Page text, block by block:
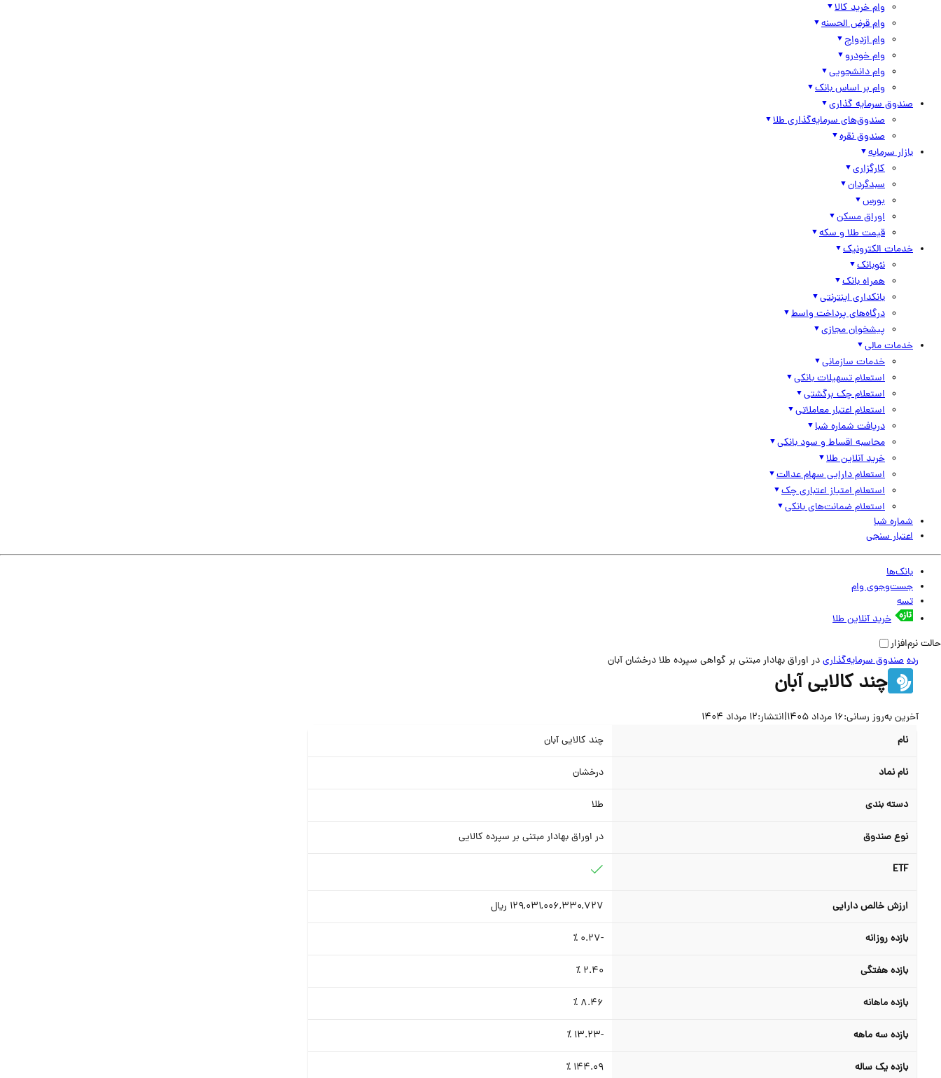
وام خرید کالا
وام قرض الحسنه
وام ازدواج
وام خودرو
وام دانشجویی
وام بر اساس بانک
صندوق سرمایه گذاری
صندوق‌های سرمایه‌گذاری طلا
صندوق نقره
بازار سرمایه
کارگزاری
سبدگردان
بورس
اوراق مسکن
قیمت طلا و سکه
خدمات الکترونیک
نئوبانک
همراه بانک
بانکداری اینترنتی
درگاه‌های پرداخت واسط
پیشخوان مجازی
خدمات مالی
خدمات سازمانی
استعلام تسهیلات بانکی
استعلام چک برگشتی
استعلام اعتبار معاملاتی
دریافت شماره شبا
محاسبه اقساط و سود بانکی
خرید آنلاین طلا
استعلام دارایی سهام عدالت
استعلام امتیاز اعتباری چک
استعلام ضمانت‌های بانکی
شماره شبا
اعتبار سنجی
بانک‌ها
جست‌وجوی وام
تسه
خرید آنلاین طلا
حالت نرم‌افزار
ردهصندوق سرمایه‌گذاریدر اوراق بهادار مبتنی بر گواهی سپرده طلا درخشان آبان
چند کالایی آبان
آخرین به‌روز رسانی:16 مرداد 1405 |انتشار:12 مرداد 1404
نام
چند کالایی آبان
نام نماد درخشان
دسته بندی طلا
نوع صندوق در اوراق بهادار مبتنی بر سپرده کالایی
ETF
ارزش خالص دارایی 129,031,006,330,727 ریال
بازده روزانه -0.27 ٪
بازده هفتگی 2.40 ٪
بازده ماهانه 8.46 ٪
بازده سه ماهه -13.23 ٪
بازده یک ساله 144.09 ٪